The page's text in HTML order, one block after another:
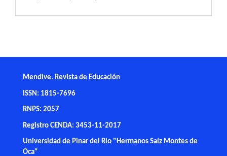
Mendive. Revista de Educación
ISSN: 1815-7696
RNPS: 2057
Registro CENDA: 3453-11-2017
Universidad de Pinar del Río "Hermanos Saíz Montes de
Oca"